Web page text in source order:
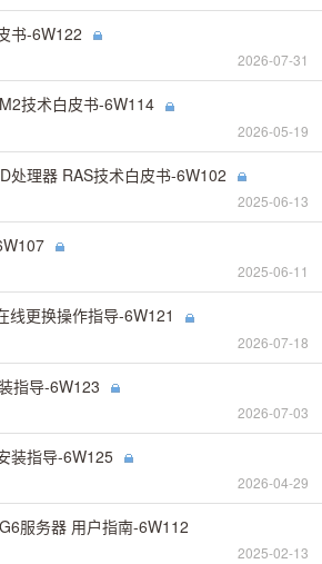
书-6W122
2026-07-31
技术白皮书-6W114
2026-05-19
处理器 RAS技术白皮书-6W102
2025-06-13
2025-06-11
线更换操作指导-6W121
2026-07-18
指导-6W123
2026-07-03
装指导-6W125
2026-04-29
服务器 用户指南-6W112
2025-02-13